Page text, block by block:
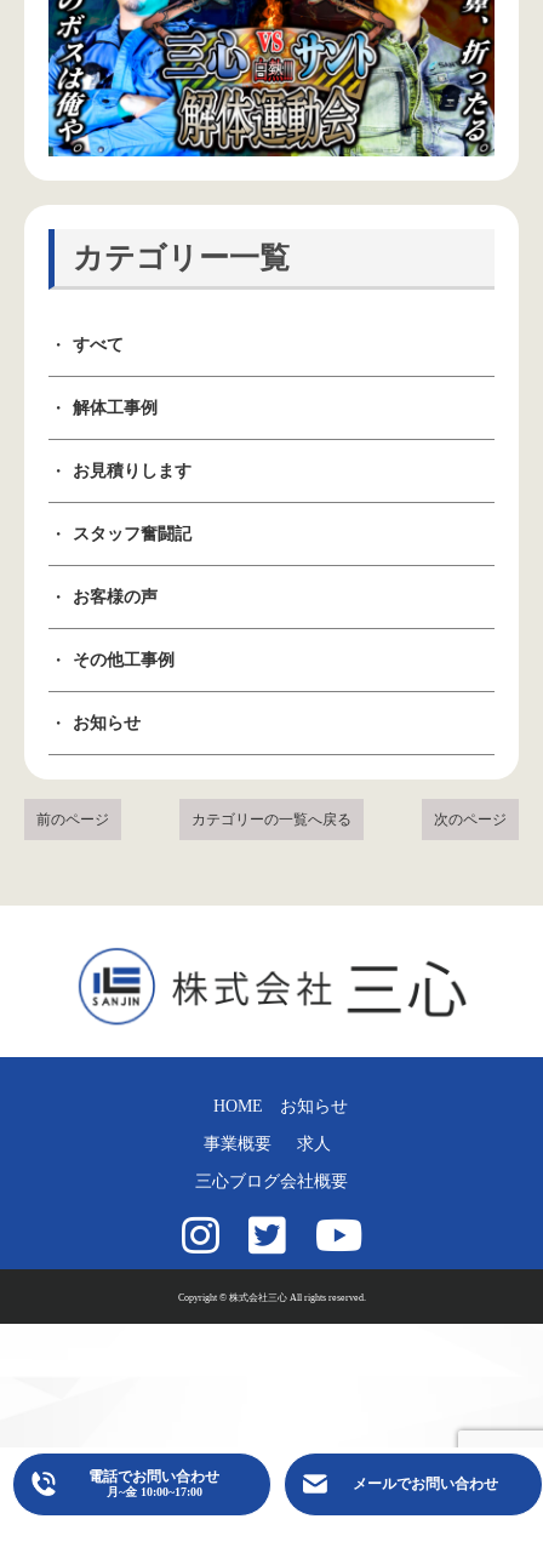
カテゴリー一覧
すべて
解体工事例
お見積りします
スタッフ奮闘記
お客様の声
その他工事例
お知らせ
前のページ カテゴリーの一覧へ戻る 次のページ
電話でお問い合わせ
月~金 10:00~17:00 メールでお問い合わせ
HOME
事業概要
三心ブログ
お知らせ
求人
会社概要
Copyright © 株式会社三心 All rights reserved.